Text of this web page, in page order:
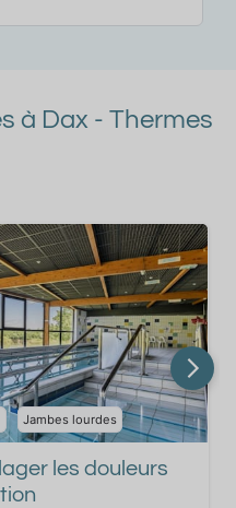
à Dax - Thermes
Jambes lourdes
les douleurs